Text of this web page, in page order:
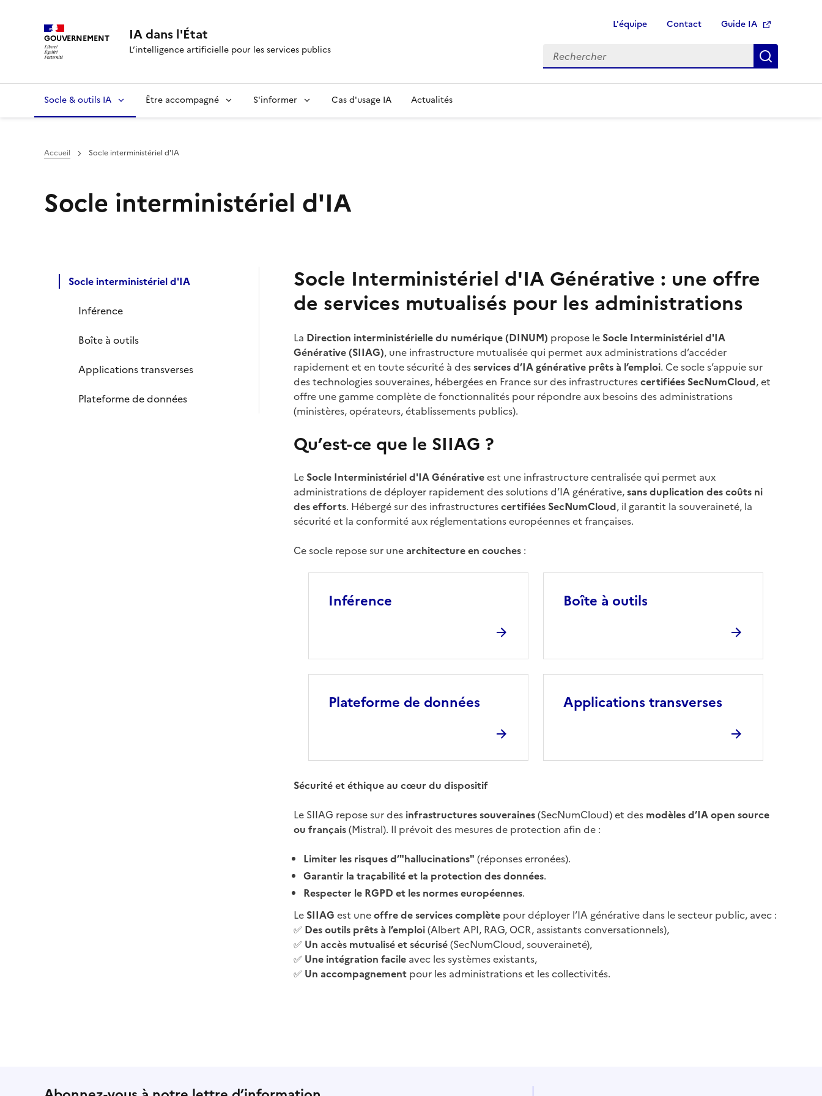
GOUVERNEMENT IA dans l'État
L’intelligence artificielle pour les services publics
L'équipe Contact Guide IA
Ouvre une nouvelle
Rechercher
Socle & outils IA Être accompagné S'informer Cas d'usage IA Actualités
Accueil Socle interministériel d'IA
Socle interministériel d'IA
Socle interministériel d'IA
Inférence
Boîte à outils
Applications transverses
Plateforme de données
Socle Interministériel d'IA Générative : une offre
de services mutualisés pour les administrations
La Direction interministérielle du numérique (DINUM) propose le Socle Interministériel d'IA
Générative (SIIAG), une infrastructure mutualisée qui permet aux administrations d’accéder
rapidement et en toute sécurité à desservices d’IA générative prêts à l’emploi. Ce socle s’appuie sur
des technologies souveraines, hébergées en France sur des infrastructurescertifiées SecNumCloud, et
offre une gamme complète de fonctionnalités pour répondre aux besoins des administrations
(ministères, opérateurs, établissements publics).
Qu’est-ce que le SIIAG ?
Le Socle Interministériel d'IA Générativeest une infrastructure centralisée qui permet aux
administrations de déployer rapidement des solutions d’IA générative,sans duplication des coûts ni
des efforts. Hébergé sur des infrastructurescertifiées SecNumCloud, il garantit la souveraineté, la
sécurité et la conformité aux réglementations européennes et françaises.
Ce socle repose sur unearchitecture en couches:
Inférence Boîte à outils
Plateforme de données Applications transverses
Sécurité et éthique au cœur du dispositif
Le SIIAG repose sur des infrastructures souveraines(SecNumCloud) et des modèles d’IA open source
ou français(Mistral). Il prévoit des mesures de protection afin de :
Limiter les risques d’"hallucinations" (réponses erronées).
Garantir la traçabilité et la protection des données.
Respecter le RGPD et les normes européennes.
Le SIIAG est uneoffre de services complètepour déployer l’IA générative dans le secteur public, avec :
✅ Des outils prêts à l’emploi(Albert API, RAG, OCR, assistants conversationnels),
✅ Un accès mutualisé et sécurisé(SecNumCloud, souveraineté),
✅ Une intégration facileavec les systèmes existants,
✅ Un accompagnementpour les administrations et les collectivités.